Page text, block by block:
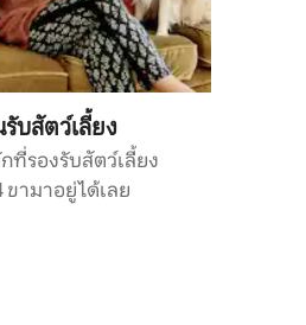
บสัตว์เลี้ยง
รองรับสัตว์เลี้ยง
ขามาอยู่ได้เลย